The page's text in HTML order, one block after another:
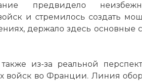
предвидело
и стремилось создать
держало здесь основные
из-за реальной
войск во Франции. Линия